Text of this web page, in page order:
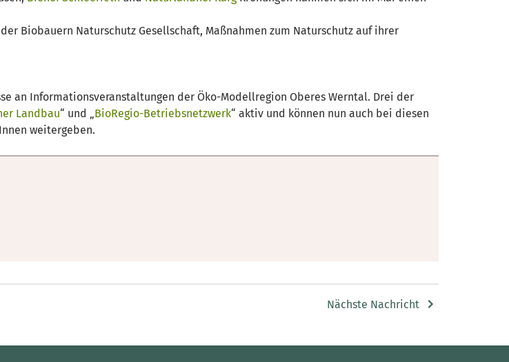
Biobauern Naturschutz Gesellschaft, Maßnahmen zum Naturschutz auf ihrer
Informationsveranstaltungen der Öko-Modellregion Oberes Werntal. Drei der
Landbau“ und „BioRegio-Betriebsnetzwerk“ aktiv und können nun auch bei diesen
weitergeben.
Nächste Nachricht